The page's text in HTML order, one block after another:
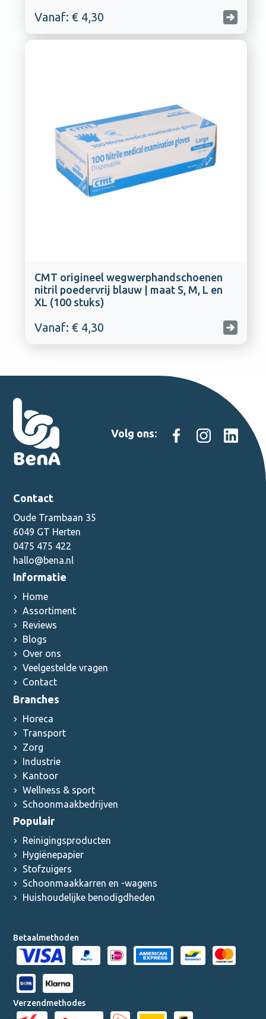
Vanaf: € 4,30
CMT origineel wegwerphandschoenen
nitril poedervrij blauw | maat S, M, L en
XL (100 stuks)
Vanaf: € 4,30
Volg ons:
Contact
Oude Trambaan 35
6049 GT Herten
0475 475 422
hallo@bena.nl
Informatie
Home
Assortiment
Reviews
Blogs
Over ons
Veelgestelde vragen
Contact
Branches
Horeca
Transport
Zorg
Industrie
Kantoor
Wellness & sport
Schoonmaakbedrijven
Populair
Reinigingsproducten
Hygiënepapier
Stofzuigers
Schoonmaakkarren en -wagens
Huishoudelijke benodigdheden
Betaalmethoden
Verzendmethodes